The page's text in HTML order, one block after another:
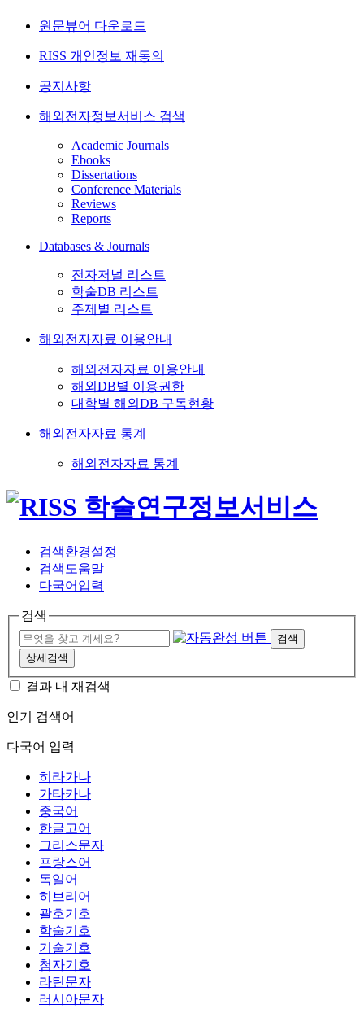
원문뷰어 다운로드
RISS 개인정보 재동의
공지사항
해외전자정보서비스 검색
Academic Journals
Ebooks
Dissertations
Conference Materials
Reviews
Reports
Databases & Journals
전자저널 리스트
학술DB 리스트
주제별 리스트
해외전자자료 이용안내
해외전자자료 이용안내
해외DB별 이용권한
대학별 해외DB 구독현황
해외전자자료 통계
해외전자자료 통계
검색환경설정
검색도움말
다국어입력
검색
검색
상세검색
결과 내 재검색
인기 검색어
다국어 입력
히라가나
가타카나
중국어
한글고어
그리스문자
프랑스어
독일어
히브리어
괄호기호
학술기호
기술기호
첨자기호
라틴문자
러시아문자